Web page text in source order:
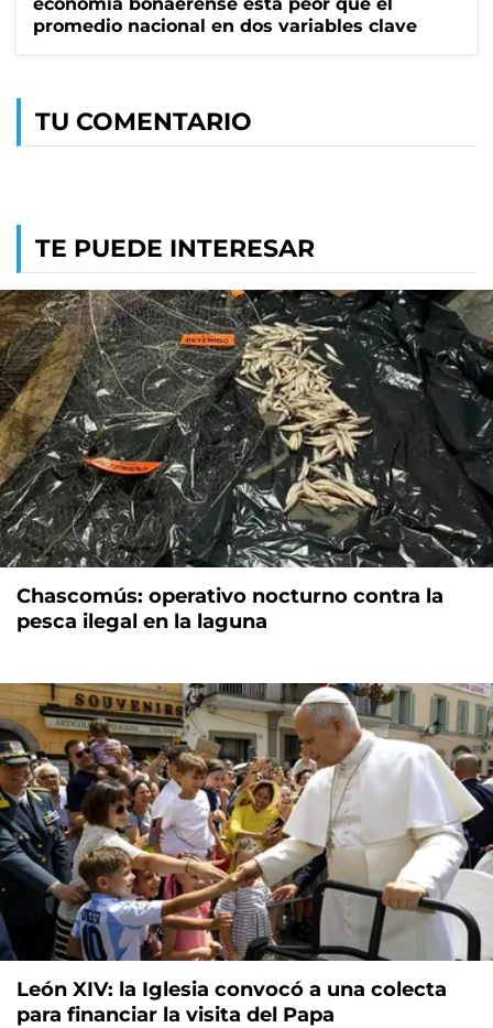
promedio nacional en dos variables clave
TU COMENTARIO
TE PUEDE INTERESAR
Chascomús: operativo nocturno contra la
pesca ilegal en la laguna
León XIV: la Iglesia convocó a una colecta
para financiar la visita del Papa